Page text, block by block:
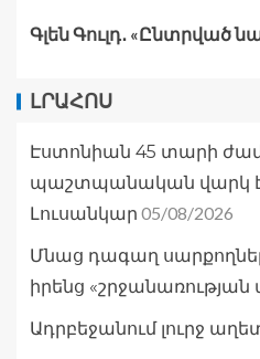
Գլեն Գուլդ․ «Ընտրված
ԼՐԱՀՈՍ
Էստոնիան 45 տարի
պաշտպանական վարկ է
Լուսանկար 05/08/2026
Մնաց դագաղ
իրենց «շրջանառության
Ադրբեջանում լուրջ